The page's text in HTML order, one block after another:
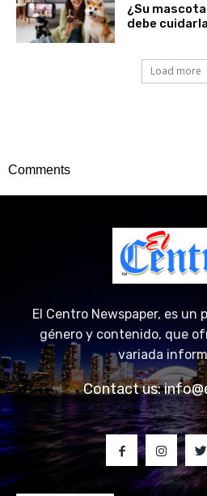
¿Su
debe cuidarla
Load more
Comments
El Centro Newspaper, es un
género y contenido, que
variada
Contact us: